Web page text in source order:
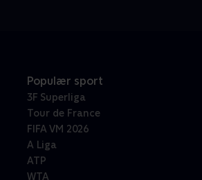
Populær sport
3F Superliga
Tour de France
FIFA VM 2026
A Liga
ATP
WTA